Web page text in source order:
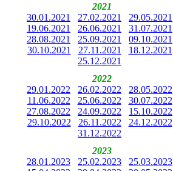
2021
30.01.2021
27.02.2021
29.05.2021
19.06.2021
26.06.2021
31.07.2021
28.08.2021
25.09.2021
09.10.2021
30.10.2021
27.11.2021
18.12.2021
25.12.2021
2022
29.01.2022
26.02.2022
28.05.2022
11.06.2022
25.06.2022
30.07.2022
27.08.2022
24.09.2022
15.10.2022
29.10.2022
26.11.2022
24.12.2022
31.12.2022
2023
28.01.2023
25.02.2023
25.03.2023